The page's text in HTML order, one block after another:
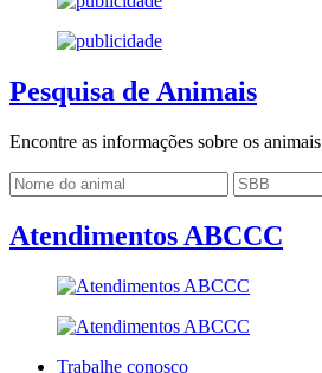
Pesquisa de Animais
Encontre as informações sobre os
Atendimentos ABCCC
Trabalhe conosco